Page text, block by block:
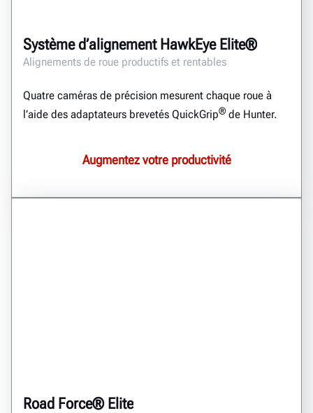
Système d’alignement HawkEye Elite®
Alignements de roue productifs et rentables
Quatre caméras de précision mesurent chaque roue à
l’aide des adaptateurs brevetés QuickGrip®de Hunter.
Augmentez votre productivité
Road Force® Elite